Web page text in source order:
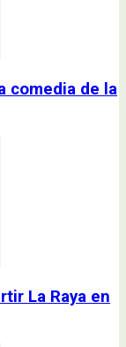
comedia de la
La Raya en